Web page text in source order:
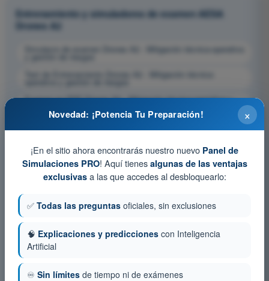
Entrenamiento y simuladores de examen AESA
Drones A2
Simulacro de examen Drones A2 - Mitigación técnica-operativa
Test de Entrenamiento Drones A2 - Mitigación técnica-
Examen en PDF Drones A2 - Mitigación técnica-operativa y
×
Novedad: ¡Potencia Tu Preparación!
¡En el sitio ahora encontrarás nuestro nuevo Panel de
Simulaciones PRO! Aquí tienes algunas de las ventajas
exclusivasa las que accedes al desbloquearlo:
✅ Todas las preguntas oficiales, sin exclusiones
🧠 Explicaciones y predicciones con Inteligencia
Artificial
♾️ Sin límites de tiempo ni de exámenes